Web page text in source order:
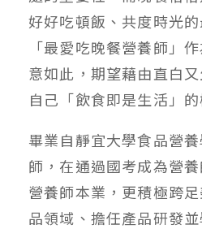
好好吃頓飯、共度時光
「最愛吃晚餐營養師」
意如此，期望藉由直白
自己「飲食即是生活」的
畢業自靜宜大學食品營
師，在通過國考成為營
營養師本業，更積極跨
品領域、擔任產品研發